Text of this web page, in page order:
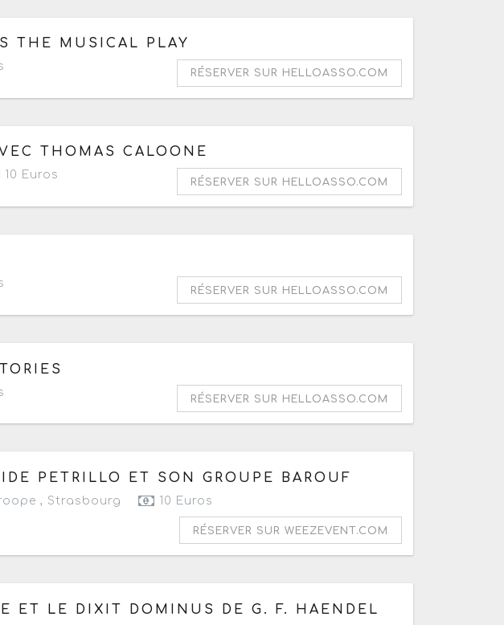
22h30
THE MUSICAL PLAY
RÉSERVER SUR HELLOASSO.COM
THOMAS CALOONE
10 Euros
RÉSERVER SUR HELLOASSO.COM
23h30
RÉSERVER SUR HELLOASSO.COM
à 22h30
RÉSERVER SUR HELLOASSO.COM
à 21hPETRILLO ET SON GROUPE BAROUF
, Strasbourg 10 Euros
RÉSERVER SUR WEEZEVENT.COM
2025 - Terminé à partir de 20h
ET LE DIXIT DOMINUS DE G. F. HAENDEL